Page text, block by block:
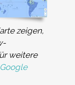
zeigen,
weitere
Google